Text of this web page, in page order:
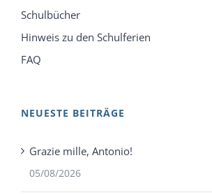
Schulbücher
Hinweis zu den Schulferien
FAQ
NEUESTE BEITRÄGE
Grazie mille, Antonio!
05/08/2026